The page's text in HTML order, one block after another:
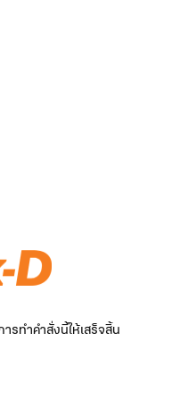
รทำคำสั่งนี้ให้เสร็จสิ้น